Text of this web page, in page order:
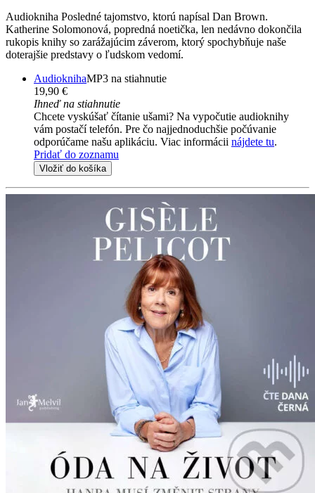
Audiokniha Posledné tajomstvo, ktorú napísal Dan Brown.
Katherine Solomonová, popredná noetička, len nedávno dokončila
rukopis knihy so zarážajúcim záverom, ktorý spochybňuje naše
doterajšie predstavy o ľudskom vedomí.
AudioknihaMP3 na stiahnutie
19,90 €
Ihneď na stiahnutie
Chcete vyskúšať čítanie ušami? Na vypočutie audioknihy
vám postačí telefón. Pre čo najjednoduchšie počúvanie
odporúčame našu aplikáciu. Viac informácii nájdete tu.
Pridať do zoznamu
Vložiť do košíka